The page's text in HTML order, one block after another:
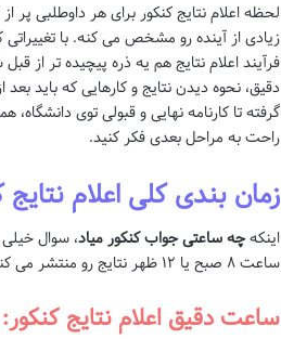
لحظه اعلام نتایج کنکور برای هر
زیادی از آینده رو مشخص می کنه. با
فرآیند اعلام نتایج هم یه ذره پیچیده تر از
دقیق، نحوه دیدن نتایج و کارهایی که باید
گرفته تا کارنامه نهایی و قبولی توی
راحت به مراحل بعدی فکر کنید.
زمان بندی کلی اعلام نتایج کنکور ۱۴۰۴: کی باید
اینکهچه ساعتی جواب کنکور میاد، سوال
ساعت ۸ صبح یا ۱۲ ظهر نتایج رو منتشر می کنه. اما واقعیت یه چیز دیگه است.
ساعت دقیق اعلام نتایج